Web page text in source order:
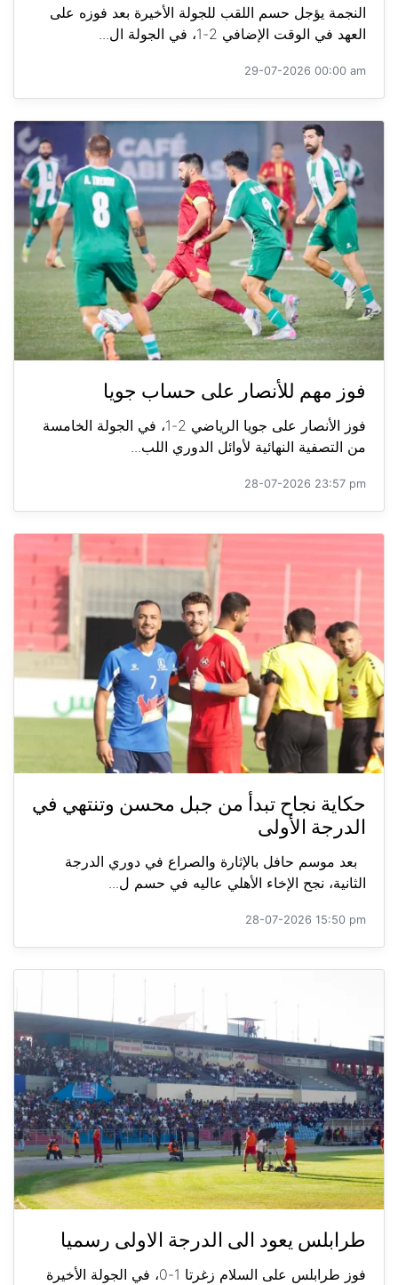
النجمة يؤجل حسم اللقب للجولة الأخيرة بعد فوزه على
العهد في الوقت الإضافي 2-1، في الجولة ال...
29-07-2026 00:00 am
فوز مهم للأنصار على حساب جويا
فوز الأنصار على جويا الرياضي 2-1، في الجولة الخامسة
من التصفية النهائية لأوائل الدوري اللب...
28-07-2026 23:57 pm
حكاية نجاح تبدأ من جبل محسن وتنتهي في
الدرجة الأولى
بعد موسم حافل بالإثارة والصراع في دوري الدرجة
الثانية، نجح الإخاء الأهلي عاليه في حسم ل...
28-07-2026 15:50 pm
طرابلس يعود الى الدرجة الاولى رسميا
فوز طرابلس على السلام زغرتا 1-0، في الجولة الأخيرة